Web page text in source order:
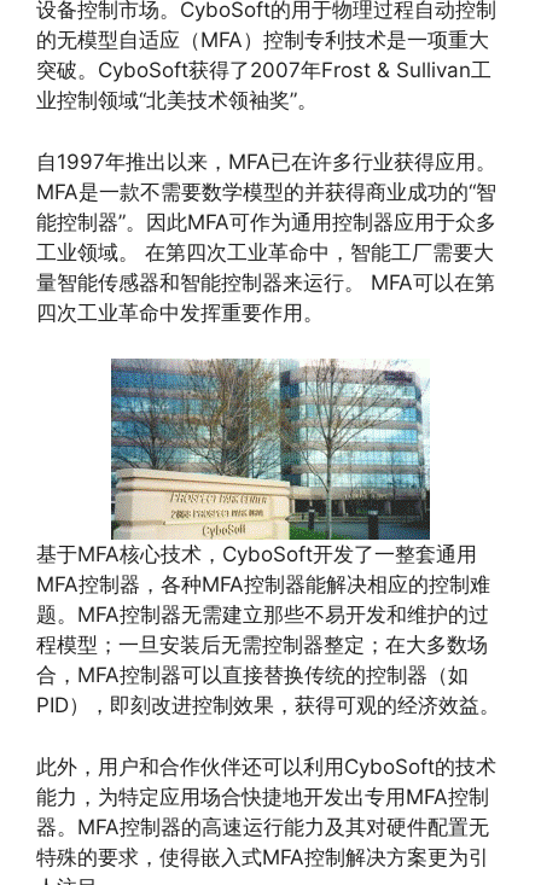
设备控制市场。CyboSoft的用于物理过程自动控制
的无模型自适应（MFA）控制专利技术是一项重大
突破。CyboSoft获得了2007年Frost & Sullivan工
业控制领域“北美技术领袖奖”。
自1997年推出以来，MFA已在许多行业获得应用。
MFA是一款不需要数学模型的并获得商业成功的“智
能控制器”。因此MFA可作为通用控制器应用于众多
工业领域。 在第四次工业革命中，智能工厂需要大
量智能传感器和智能控制器来运行。 MFA可以在第
四次工业革命中发挥重要作用。
基于MFA核心技术，CyboSoft开发了一整套通用
MFA控制器，各种MFA控制器能解决相应的控制难
题。MFA控制器无需建立那些不易开发和维护的过
程模型；一旦安装后无需控制器整定；在大多数场
合，MFA控制器可以直接替换传统的控制器（如
PID），即刻改进控制效果，获得可观的经济效益。
此外，用户和合作伙伴还可以利用CyboSoft的技术
能力，为特定应用场合快捷地开发出专用MFA控制
器。MFA控制器的高速运行能力及其对硬件配置无
特殊的要求，使得嵌入式MFA控制解决方案更为引